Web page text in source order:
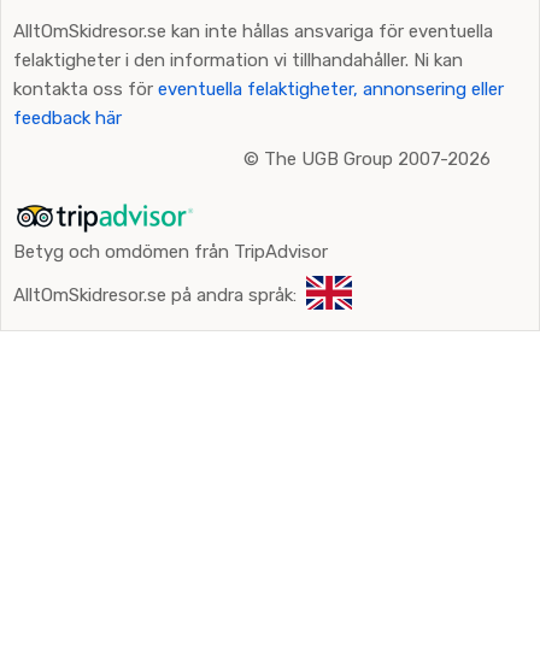
AlltOmSkidresor.se kan inte hållas ansvariga för eventuella
felaktigheter i den information vi tillhandahåller. Ni kan
kontakta oss för eventuella felaktigheter, annonsering eller
feedback här
© The UGB Group 2007-2026
Betyg och omdömen från TripAdvisor
AlltOmSkidresor.se på andra språk: